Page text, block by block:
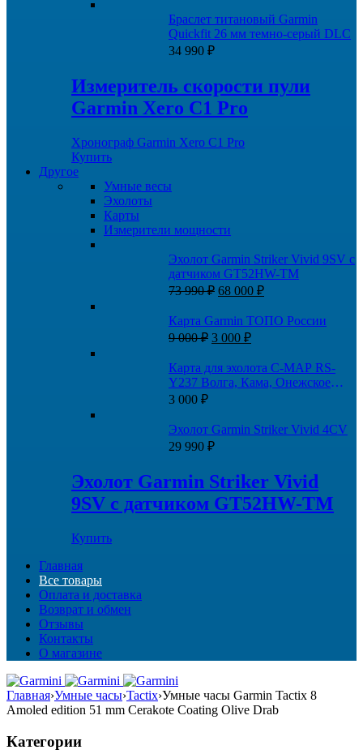
составляла
34
25
990 ₽.
Браслет титановый Garmin
Quickfit 26 мм темно-серый DLC
34 990 ₽
Измеритель скорости пули
Garmin Xero C1 Pro
Хронограф Garmin Xero C1 Pro
Купить
Другое
Умные весы
Эхолоты
Карты
Измерители мощности
Эхолот Garmin Striker Vivid 9SV с
датчиком GT52HW-TM
73 990₽ Первоначальная
составляла
73
990 ₽.
68 000 ₽Текущая
68
Карта Garmin ТОПО России
9 000₽ Первоначальная
составляла
9
3 000 ₽Текущая
3
000 ₽.
Карта для эхолота C-MAP RS-
Y237 Волга, Кама, Онежское
озеро, и каналы
3 000 ₽
Эхолот Garmin Striker Vivid 4CV
29 990 ₽
Эхолот Garmin Striker Vivid
9SV с датчиком GT52HW-TM
Купить
Главная
Все товары
Оплата и доставка
Возврат и обмен
Отзывы
Контакты
О магазине
Главная›Умные часы›Tactix›Умные часы Garmin Tactix 8
Amoled edition 51 mm Cerakote Coating Olive Drab
Категории